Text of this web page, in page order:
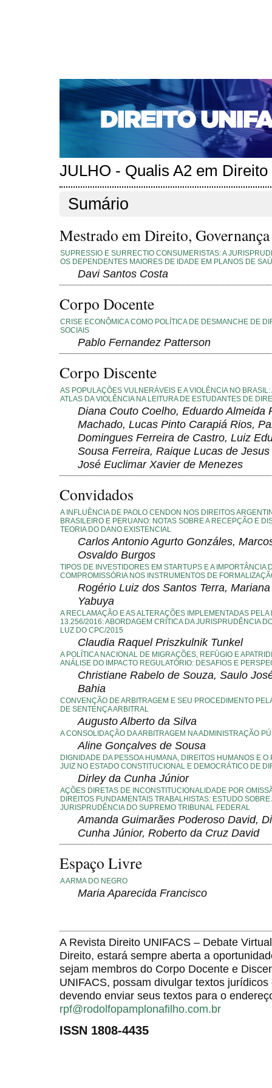
CAPA SOBRE ACESSO CADASTRO
NOTÍCIAS
EDIÇÕES DE Nº 1 A 100 WEBMAIL
Capa>Edições anteriores>n. 289 (2024)
n. 289 (2024)
JULHO - Qualis A2 em Direito
Sumário
Mestrado em Direito,
SUPRESSIO E SURRECTIO CONSUMERISTAS: A
OS DEPENDENTES MAIORES DE IDADE EM PLANOS DE
Davi Santos Costa
Corpo Docente
CRISE ECONÔMICA COMO POLÍTICA DE DESMANCHE DE
SOCIAIS
Pablo Fernandez Patterson
Corpo Discente
AS POPULAÇÕES VULNERÁVEIS E A VIOLÊNCIA NO BRASIL:
ATLAS DA VIOLÊNCIA NA LEITURA DE ESTUDANTES DE
Diana Couto Coelho, Eduardo Almeida
Machado, Lucas Pinto Carapiá Rios,
Domingues Ferreira de Castro, Luiz
Sousa Ferreira, Raique Lucas de
José Euclimar Xavier de Menezes
Convidados
A INFLUÊNCIA DE PAOLO CENDON NOS DIREITOS
BRASILEIRO E PERUANO: NOTAS SOBRE A RECEPÇÃO E
TEORIA DO DANO EXISTENCIAL
Carlos Antonio Agurto Gonzáles,
Osvaldo Burgos
TIPOS DE INVESTIDORES EM STARTUPS E A IMPORTÂNCIA
COMPROMISSÓRIA NOS INSTRUMENTOS DE
Rogério Luiz dos Santos Terra,
Yabuya
A RECLAMAÇÃO E AS ALTERAÇÕES IMPLEMENTADAS PELA
13.256/2016: ABORDAGEM CRÍTICA DA JURISPRUDÊNCIA
LUZ DO CPC/2015
Claudia Raquel Priszkulnik Tunkel
A POLÍTICA NACIONAL DE MIGRAÇÕES, REFÚGIO E
ANÁLISE DO IMPACTO REGULATÓRIO: DESAFIOS E
Christiane Rabelo de Souza, Saulo
Bahia
CONVENÇÃO DE ARBITRAGEM E SEU PROCEDIMENTO
DE SENTENÇA ARBITRAL
Augusto Alberto da Silva
A CONSOLIDAÇÃO DA ARBITRAGEM NA ADMINISTRAÇÃO
Aline Gonçalves de Sousa
DIGNIDADE DA PESSOA HUMANA, DIREITOS HUMANOS E O
JUIZ NO ESTADO CONSTITUCIONAL E DEMOCRÁTICO DE
Dirley da Cunha Júnior
AÇÕES DIRETAS DE INCONSTITUCIONALIDADE POR
DIREITOS FUNDAMENTAIS TRABALHISTAS: ESTUDO SOBRE
JURISPRUDÊNCIA DO SUPREMO TRIBUNAL FEDERAL
Amanda Guimarães Poderoso David,
Cunha Júnior, Roberto da Cruz David
Espaço Livre
A ARMA DO NEGRO
Maria Aparecida Francisco
A Revista Direito UNIFACS – Debate
Direito, estará sempre aberta a
sejam membros do Corpo Docente e
UNIFACS, possam divulgar textos
devendo enviar seus textos para o
rpf@rodolfopamplonafilho.com.br
ISSN 1808-4435